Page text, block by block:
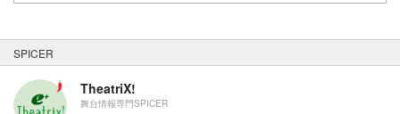
SPICER
TheatriX!
舞台情報専門SPICER